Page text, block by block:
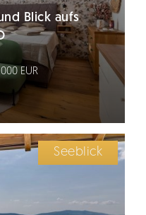
Blick aufs
EUR
Seeblick